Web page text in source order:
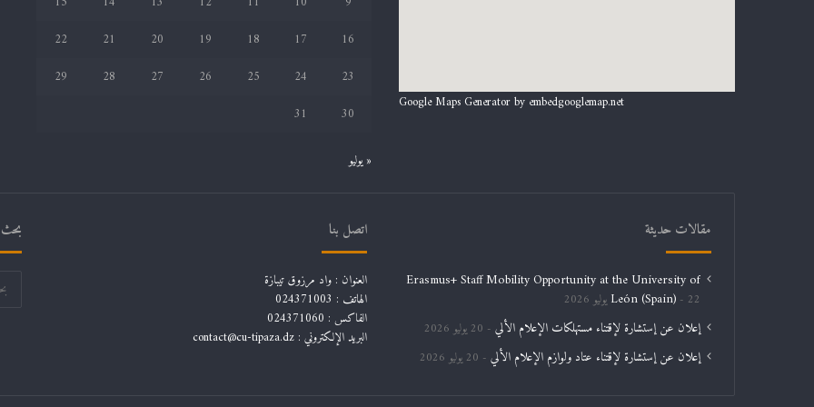
Google Maps Generator by embedgooglemap.net
16
17
18
19
20
21
22
23
24
25
26
27
28
29
30
31
« يوليو
مقالات حديثة
Erasmus+ Staff Mobility Opportunity at the University of
León (Spain)
22 يوليو 2026
إعلان عن إستشارة لإقتناء مستهلكات الإعلام الألي 20 يوليو 2026
إعلان عن إستشارة لإقتناء عتاد ولوازم الإعلام الألي 20 يوليو 2026
اتصل بنا
العنوان : واد مرزوق تيبازة
الهاتف : 024371003
الفاكس : 024371060
البريد الإلكتروني :contact@cu-tipaza.dz
بحث